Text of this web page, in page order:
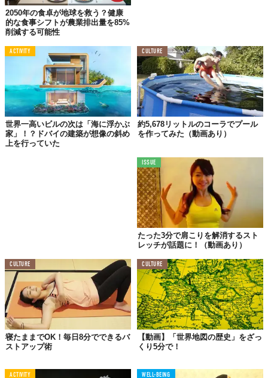
髪が少ない人は2つに分けて、多い人は3つほどに分けて
2050年の食卓が地球を救う？健康
的な食事シフトが農業排出量を85%
削減する可能性
ACTIVITY
世界一高いビルの次は「海に浮かぶ
家」！？ドバイの建築が想像の斜め
上を行っていた
CULTURE
約5,678リットルのコーラでプール
を作ってみた（動画あり）
ISSUE
たった3分で肩こりを解消するスト
レッチが話題に！（動画あり）
CULTURE
寝たままでOK！毎日8分でできるバ
ストアップ術
CULTURE
【動画】「世界地図の歴史」をざっ
くり5分で！
ACTIVITY WELL-BEING